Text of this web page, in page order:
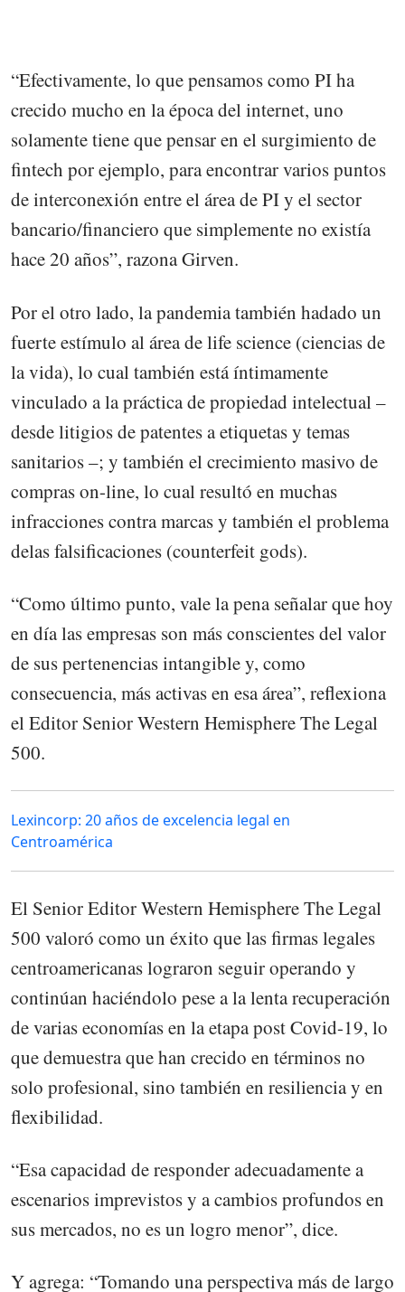
“Efectivamente, lo que pensamos como PI ha
crecido mucho en la época del internet, uno
solamente tiene que pensar en el surgimiento de
fintech por ejemplo, para encontrar varios puntos
de interconexión entre el área de PI y el sector
bancario/financiero que simplemente no existía
hace 20 años”, razona Girven.
Por el otro lado, la pandemia también hadado un
fuerte estímulo al área de life science (ciencias de
la vida), lo cual también está íntimamente
vinculado a la práctica de propiedad intelectual –
desde litigios de patentes a etiquetas y temas
sanitarios –; y también el crecimiento masivo de
compras on-line, lo cual resultó en muchas
infracciones contra marcas y también el problema
delas falsificaciones (counterfeit gods).
“Como último punto, vale la pena señalar que hoy
en día las empresas son más conscientes del valor
de sus pertenencias intangible y, como
consecuencia, más activas en esa área”, reflexiona
el Editor Senior Western Hemisphere The Legal
500.
Lexincorp: 20 años de excelencia legal en
Centroamérica
El Senior Editor Western Hemisphere The Legal
500 valoró como un éxito que las firmas legales
centroamericanas lograron seguir operando y
continúan haciéndolo pese a la lenta recuperación
de varias economías en la etapa post Covid-19, lo
que demuestra que han crecido en términos no
solo profesional, sino también en resiliencia y en
flexibilidad.
“Esa capacidad de responder adecuadamente a
escenarios imprevistos y a cambios profundos en
sus mercados, no es un logro menor”, dice.
Y agrega: “Tomando una perspectiva más de largo